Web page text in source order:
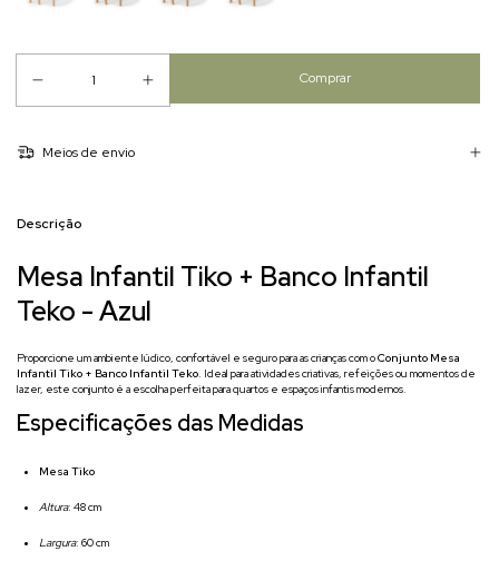
Meios de envio
Descrição
Mesa Infantil Tiko + Banco Infantil
Teko - Azul
Proporcione um ambiente lúdico, confortável e seguro para as crianças com oConjunto Mesa
Infantil Tiko + Banco Infantil Teko. Ideal para atividades criativas, refeições ou momentos de
lazer, este conjunto é a escolha perfeita para quartos e espaços infantis modernos.
Especificações das Medidas
Mesa Tiko
Altura: 48 cm
Largura: 60 cm